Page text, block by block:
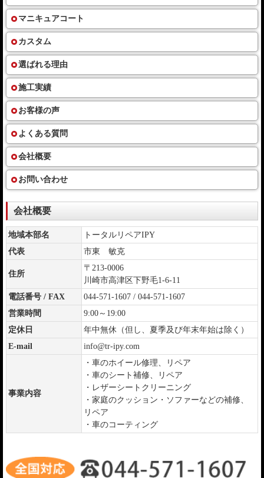
マニキュアコート
カスタム
選ばれる理由
施工実績
お客様の声
よくある質問
会社概要
お問い合わせ
会社概要
地域本部名
トータルリペアIPY
代表
市東 敏克
住所
〒213-0006
川崎市高津区下野毛1-6-11
電話番号 / FAX
044-571-1607 / 044-571-1607
営業時間
9:00～19:00
定休日
年中無休（但し、夏季及び年末年始は除く）
E-mail
info@tr-ipy.com
事業内容
・車のホイール修理、リペア
・車のシート補修、リペア
・レザーシートクリーニング
・家庭のクッション・ソファーなどの補修、
リペア
・車のコーティング